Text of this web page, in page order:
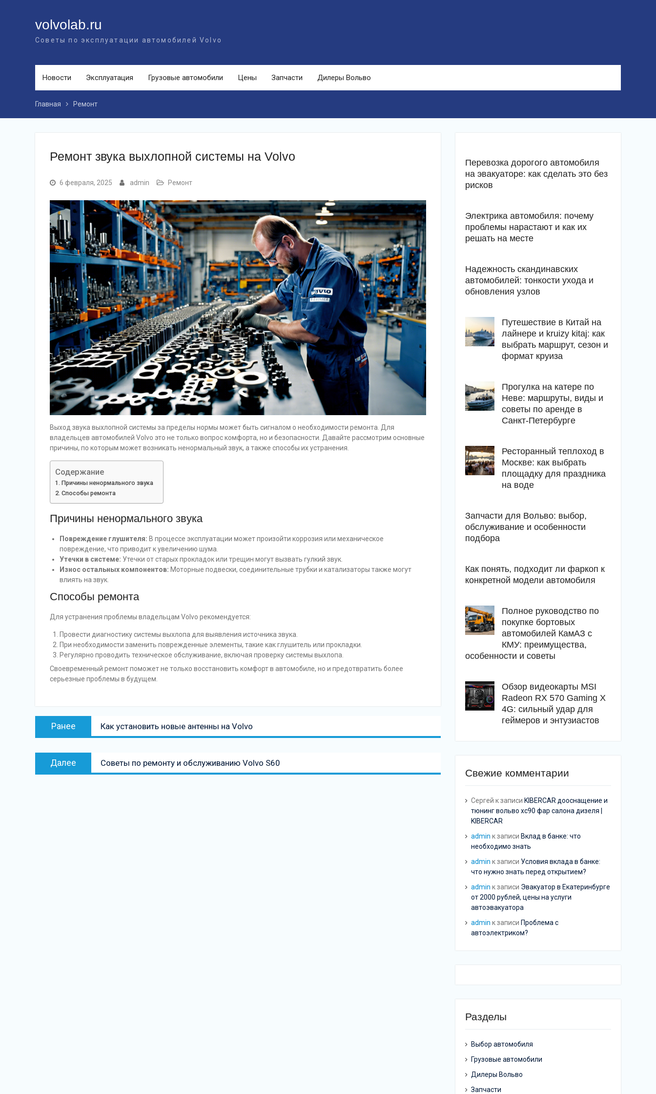
volvolab.ru
Советы по эксплуатации автомобилей Volvo
Новости Эксплуатация Грузовые автомобили Цены Запчасти Дилеры Вольво
Главная Ремонт
Ремонт звука выхлопной системы на Volvo
6 февраля, 2025 admin Ремонт
Выход звука выхлопной системы за пределы нормы может быть сигналом о необходимости ремонта. Для
владельцев автомобилей Volvo это не только вопрос комфорта, но и безопасности. Давайте рассмотрим основные
причины, по которым может возникать ненормальный звук, а также способы их устранения.
Содержание
Причины ненормального звука
Способы ремонта
Причины ненормального звука
Повреждение глушителя: В процессе эксплуатации может произойти коррозия или механическое
повреждение, что приводит к увеличению шума.
Утечки в системе: Утечки от старых прокладок или трещин могут вызвать гулкий звук.
Износ остальных компонентов: Моторные подвески, соединительные трубки и катализаторы также могут
влиять на звук.
Способы ремонта
Для устранения проблемы владельцам Volvo рекомендуется:
Провести диагностику системы выхлопа для выявления источника звука.
При необходимости заменить поврежденные элементы, такие как глушитель или прокладки.
Регулярно проводить техническое обслуживание, включая проверку системы выхлопа.
Своевременный ремонт поможет не только восстановить комфорт в автомобиле, но и предотвратить более
серьезные проблемы в будущем.
Навигация
Ранее
Предыдущая
запись:
Как установить новые антенны на Volvo
Далее
Следующая
Советы по ремонту и обслуживанию Volvo S60
Перевозка дорогого автомобиля
на эвакуаторе: как сделать это без
рисков
Электрика автомобиля: почему
проблемы нарастают и как их
решать на месте
Надежность скандинавских
автомобилей: тонкости ухода и
обновления узлов
Путешествие в Китай на
лайнере и kruizy kitaj: как
выбрать маршрут, сезон и
формат круиза
Прогулка на катере по
Неве: маршруты, виды и
советы по аренде в
Санкт-Петербурге
Ресторанный теплоход в
Москве: как выбрать
площадку для праздника
на воде
Запчасти для Вольво: выбор,
обслуживание и особенности
подбора
Как понять, подходит ли фаркоп к
конкретной модели автомобиля
Полное руководство по
покупке бортовых
автомобилей КамАЗ с
КМУ: преимущества,
особенности и советы
Обзор видеокарты MSI
Radeon RX 570 Gaming X
4G: сильный удар для
геймеров и энтузиастов
Свежие комментарии
Сергей к записи KIBERCAR дооснащение и
тюнинг вольво хс90 фар салона дизеля |
KIBERCAR
admin к записи Вклад в банке: что
необходимо знать
admin к записи Условия вклада в банке:
что нужно знать перед открытием?
admin к записи Эвакуатор в Екатеринбурге
от 2000 рублей, цены на услуги
автоэвакуатора
admin к записи Проблема с
автоэлектриком?
Разделы
Выбор автомобиля
Грузовые автомобили
Дилеры Вольво
Запчасти